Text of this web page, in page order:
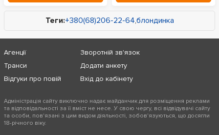
Теги:+380(68)206-22-64,блондинка
Агенції
Транси
Відгуки про повій
Зворотній зв'язок
Додати анкету
Вхід до кабінету
Адміністрація сайту виключно надає майданчик для розміщення реклами
та відповідальності за її вміст не несе. У свою чергу, всі відвідувачі сайту
та особи, пов'язані з цим видом діяльності, зобов'язуються, що досягли
18-річного віку.